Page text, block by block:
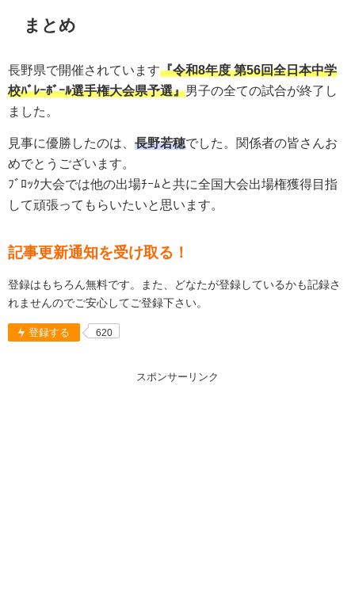
まとめ
長野県で開催されています『令和8年度 第56回全日本中学
校ﾊﾞﾚｰﾎﾞｰﾙ選手権大会県予選』男子の全ての試合が終了し
ました。
見事に優勝したのは、 長野若穂でした。関係者の皆さんお
めでとうございます。
ﾌﾞﾛｯｸ大会では他の出場ﾁｰﾑと共に全国大会出場権獲得目指
して頑張ってもらいたいと思います。
記事更新通知を受け取る！
登録はもちろん無料です。また、どなたが登録しているかも記録さ
れませんのでご安心してご登録下さい。
登録する 620
スポンサーリンク